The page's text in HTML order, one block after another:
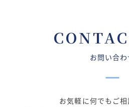
お問い合わ
お気軽に何でもご相